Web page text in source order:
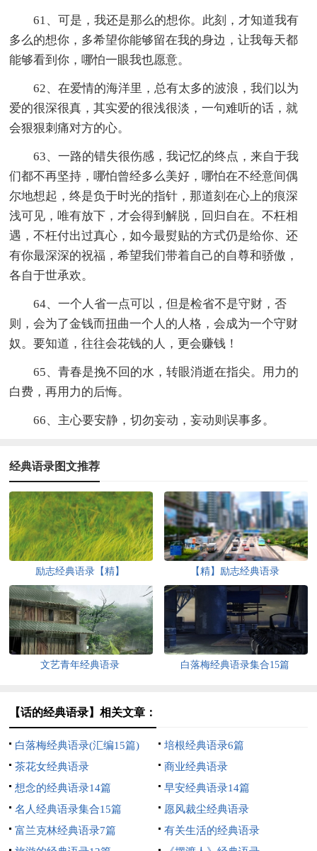
61、可是，我还是那么的想你。此刻，才知道我有
多么的想你，多希望你能够留在我的身边，让我每天都
能够看到你，哪怕一眼我也愿意。
62、在爱情的海洋里，总有太多的波浪，我们以为
爱的很深很真，其实爱的很浅很淡，一句难听的话，就
会狠狠刺痛对方的心。
63、一路的错失很伤感，我记忆的终点，来自于我
们都不再坚持，哪怕曾经多么美好，哪怕在不经意间偶
尔地想起，终是负于时光的指针，那道刻在心上的痕深
浅可见，唯有放下，才会得到解脱，回归自在。不枉相
遇，不枉付出过真心，如今最熨贴的方式仍是给你、还
有你最深深的祝福，希望我们带着自己的自尊和骄傲，
各自于世承欢。
64、一个人省一点可以，但是检省不是守财，否
则，会为了金钱而扭曲一个人的人格，会成为一个守财
奴。要知道，往往会花钱的人，更会赚钱！
65、青春是挽不回的水，转眼消逝在指尖。用力的
白费，再用力的后悔。
66、主心要安静，切勿妄动，妄动则误事多。
经典语录图文推荐
励志经典语录【精】 【精】励志经典语录
文艺青年经典语录 白落梅经典语录集合15篇
【话的经典语录】相关文章：
白落梅经典语录(汇编15篇)
培根经典语录6篇
茶花女经典语录
商业经典语录
想念的经典语录14篇
早安经典语录14篇
名人经典语录集合15篇
愿风裁尘经典语录
富兰克林经典语录7篇
有关生活的经典语录